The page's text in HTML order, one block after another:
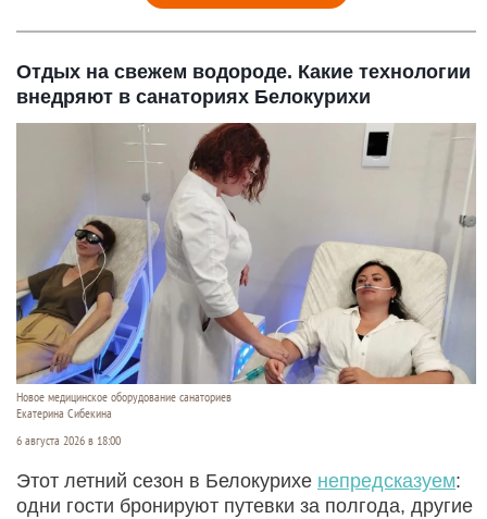
Отдых на свежем водороде. Какие технологии
внедряют в санаториях Белокурихи
Новое медицинское оборудование санаториев
Екатерина Сибекина
6 августа 2026 в 18:00
Этот летний сезон в Белокурихе непредсказуем:
одни гости бронируют путевки за полгода, другие